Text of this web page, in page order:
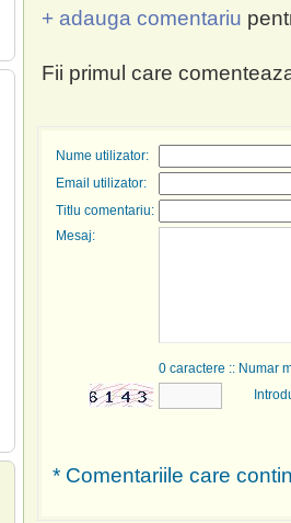
+ adauga comentariu
Fii primul care
Nume utilizator:
Email utilizator:
Titlu comentariu:
Mesaj:
0 caractere :: Numar
* Comentariile care